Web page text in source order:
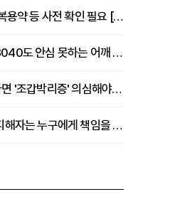
휴가철 건강검진, 금식·복용약 등 사전 확인 필요 [정도감 원장 칼럼]
"40대인데 오십견?"...3040도 안심 못하는 어깨 유착성 관절낭염
손발톱 들뜨고 벗겨진다면 '조갑박리증' 의심해야 [김철윤 원장 칼럼]
자율주행자동차 사고, 피해자는 누구에게 책임을 물을 수 있을까